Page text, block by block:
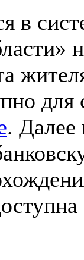
в
для
.